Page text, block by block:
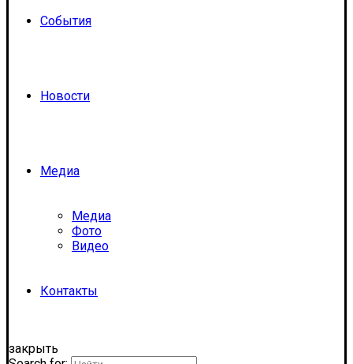
События
Новости
Медиа
Медиа
Фото
Видео
Контакты
закрыть